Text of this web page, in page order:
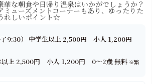
華な朝食や日帰り温泉はいかがでしょうか？
ミューズメントコーナーもあり、ゆったりた
れしいポイント☆
9:30） 中学生以上 2,500円 小人 1,200円
以上 2,500円 小人 1,200円 0～2歳 無料 ※繁